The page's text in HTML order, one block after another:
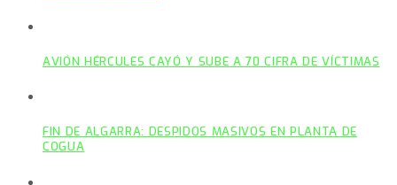
AVIÓN HÉRCULES CAYÓ Y SUBE A 70 CIFRA DE VÍCTIMAS
FIN DE ALGARRA: DESPIDOS MASIVOS EN PLANTA DE
COGUA